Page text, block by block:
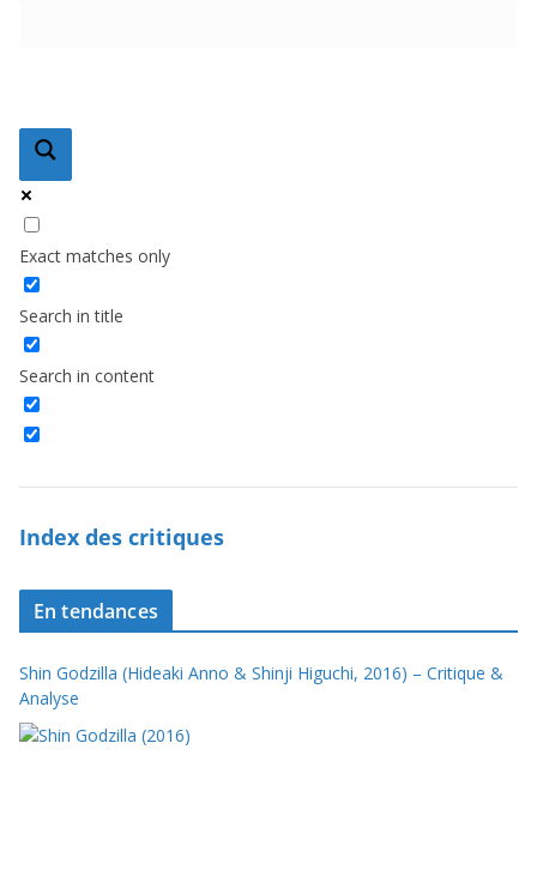
Exact matches only
Search in title
Search in content
Index des critiques
En tendances
Shin Godzilla (Hideaki Anno & Shinji Higuchi, 2016) – Critique &
Analyse